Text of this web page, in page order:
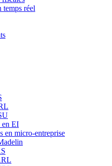
temps réel
en EI
en micro-entreprise